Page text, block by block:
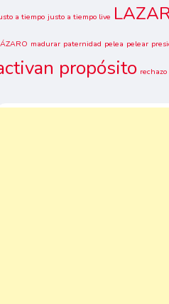
a tiempo justo a tiempo live
madurar paternidad pelea pelear
propósito rechazo